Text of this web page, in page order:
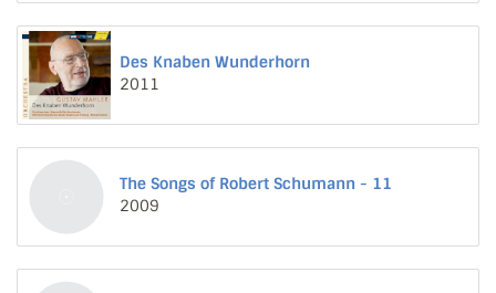
Des Knaben Wunderhorn
2011
The Songs of Robert Schumann - 11
2009